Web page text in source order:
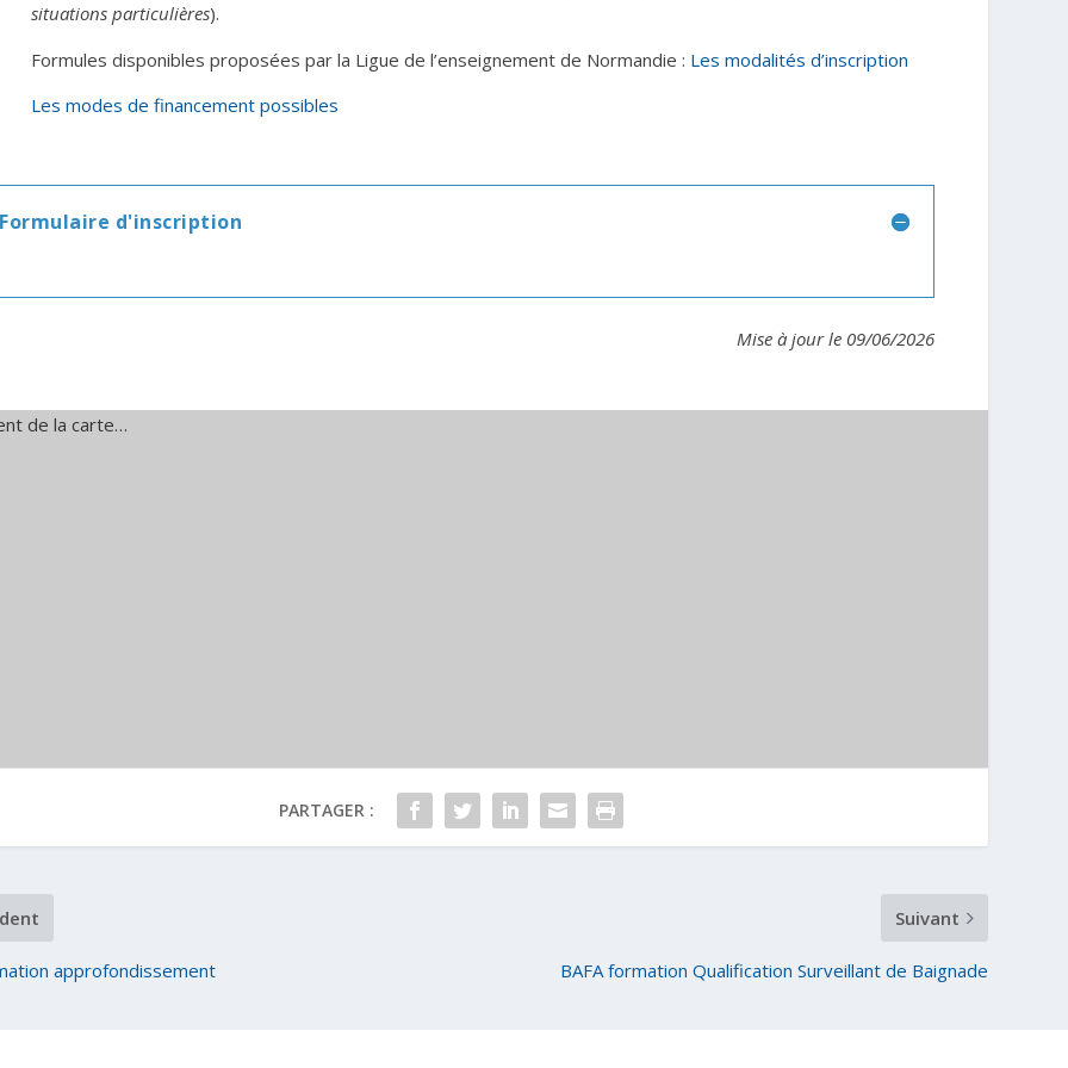
situations particulières).
Formules disponibles proposées par la Ligue de l’enseignement de Normandie : Les modalités d’inscription
Les modes de financement possibles
Formulaire d'inscription
Mise à jour le 09/06/2026
de la carte…
PARTAGER :
approfondissement
Suivant
BAFA formation Qualification Surveillant de Baignade